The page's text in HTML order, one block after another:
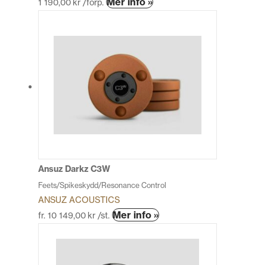
1 190,00 kr /förp.
De
olika
alternativen
väljas
Ansuz Darkz C3W
Feets/Spikeskydd/Resonance Control
ANSUZ ACOUSTICS
fr. 10 149,00 kr /st. Mer info »Den
produkten